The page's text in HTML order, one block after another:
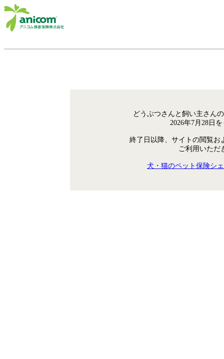
どうぶつさんと飼い主さん
2026年7月28日
終了日以降、サイトの閲覧お
ご利用いただ
犬・猫のペット保険シ